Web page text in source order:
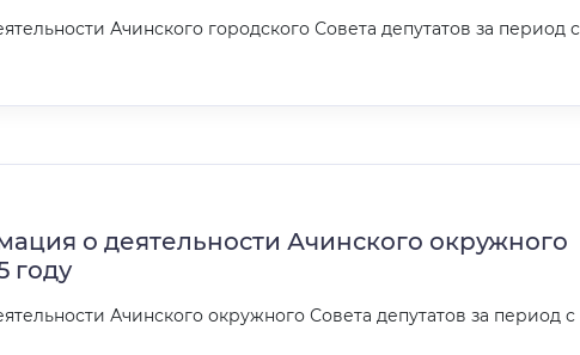
Ачинского городского Совета депутатов за период с
о деятельности Ачинского окружного
году
Ачинского окружного Совета депутатов за период с